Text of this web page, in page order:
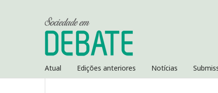
Atual Edições anteriores Notícias